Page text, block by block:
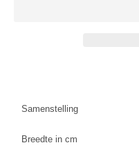
Samenstelling
Breedte in cm